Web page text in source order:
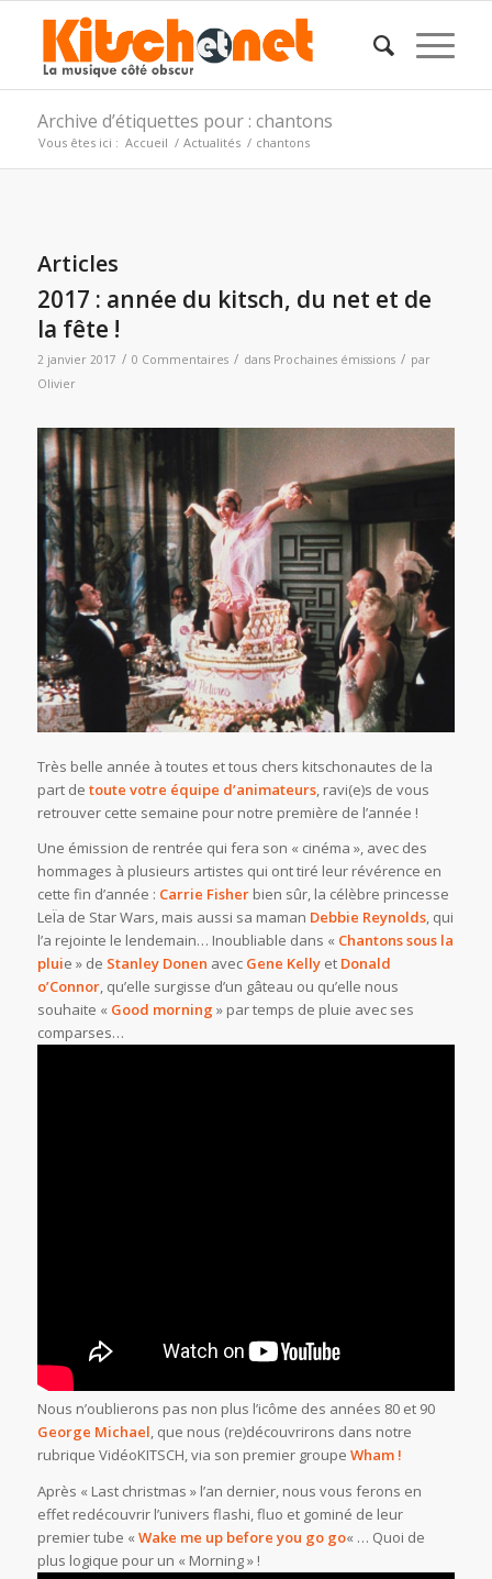
Archive d’étiquettes pour : chantons
Vous êtes ici : Accueil / Actualités / chantons
Articles
2017 : année du kitsch, du net et de
la fête !
2 janvier 2017 / 0 Commentaires / dans Prochaines émissions / par
Olivier
Très belle année à toutes et tous chers kitschonautes de la
part de toute votre équipe d’animateurs, ravi(e)s de vous
retrouver cette semaine pour notre première de l’année !
Une émission de rentrée qui fera son « cinéma », avec des
hommages à plusieurs artistes qui ont tiré leur révérence en
cette fin d’année : Carrie Fisherbien sûr, la célèbre princesse
LeÏa de Star Wars, mais aussi sa maman Debbie Reynolds, qui
l’a rejointe le lendemain… Inoubliable dans « Chantons sous la
pluie » de Stanley Donen avec Gene Kellyet Donald
o’Connor, qu’elle surgisse d’un gâteau ou qu’elle nous
souhaite « Good morning » par temps de pluie avec ses
comparses…
Nous n’oublierons pas non plus l’icôme des années 80 et 90
George Michael, que nous (re)découvrirons dans notre
rubrique VidéoKITSCH, via son premier groupe Wham !
Après « Last christmas » l’an dernier, nous vous ferons en
effet redécouvrir l’univers flashi, fluo et gominé de leur
premier tube «Wake me up before you go go« … Quoi de
plus logique pour un « Morning » !